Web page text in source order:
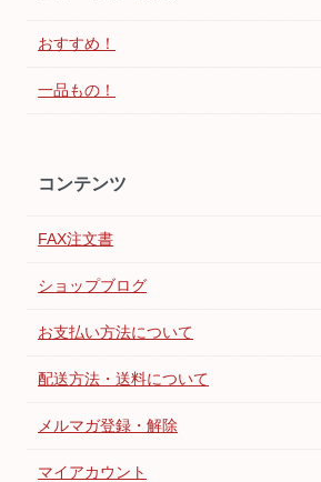
おすすめ！
一品もの！
コンテンツ
FAX注文書
ショップブログ
お支払い方法について
配送方法・送料について
メルマガ登録・解除
マイアカウント